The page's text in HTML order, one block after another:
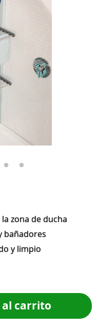
zona de ducha
bañadores
y limpio
al carrito